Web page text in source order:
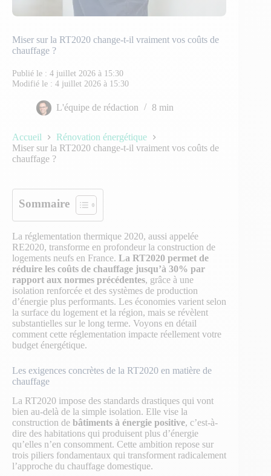
Miser sur la RT2020 change-t-il vraiment vos coûts de
chauffage ?
Publié le : 4 juillet 2026 à 15:30
Modifié le : 4 juillet 2026 à 15:30
L'équipe de rédaction 8 min
Accueil
Rénovation énergétique
Miser sur la RT2020 change-t-il vraiment vos coûts de
chauffage ?
Sommaire
La réglementation thermique 2020, aussi appelée
RE2020, transforme en profondeur la construction de
logements neufs en France. La RT2020 permet de
réduire les coûts de chauffage jusqu’à 30% par
rapport aux normes précédentes, grâce à une
isolation renforcée et des systèmes de production
d’énergie plus performants. Les économies varient selon
la surface du logement et la région, mais se révèlent
substantielles sur le long terme. Voyons en détail
comment cette réglementation impacte réellement votre
budget énergétique.
Les exigences concrètes de la RT2020 en matière de
chauffage
La RT2020 impose des standards drastiques qui vont
bien au-delà de la simple isolation. Elle vise la
construction de bâtiments à énergie positive, c’est-à-
dire des habitations qui produisent plus d’énergie
qu’elles n’en consomment. Cette ambition repose sur
trois piliers fondamentaux qui transforment radicalement
l’approche du chauffage domestique.